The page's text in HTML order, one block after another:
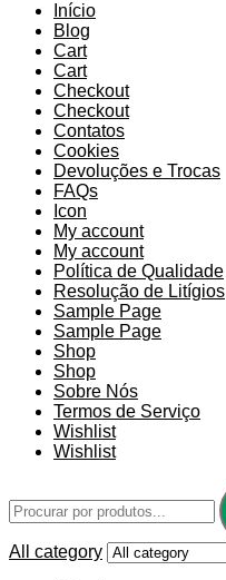
Início
Blog
Cart
Cart
Checkout
Checkout
Contatos
Cookies
Devoluções e Trocas
FAQs
Icon
My account
My account
Política de Qualidade
Resolução de Litígios
Sample Page
Sample Page
Shop
Shop
Sobre Nós
Termos de Serviço
Wishlist
Wishlist
All category